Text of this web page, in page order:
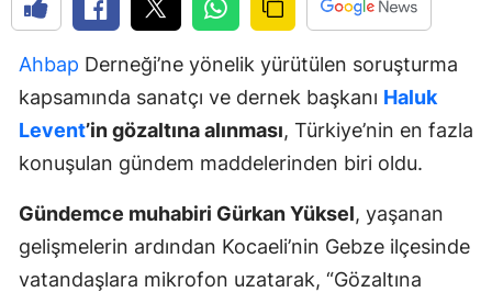
Ahbap Derneği’ne yönelik yürütülen soruşturma
kapsamında sanatçı ve dernek başkanı Haluk
Levent’in gözaltına alınması, Türkiye’nin en fazla
konuşulan gündem maddelerinden biri oldu.
Gündemce muhabiri Gürkan Yüksel, yaşanan
gelişmelerin ardından Kocaeli’nin Gebze ilçesinde
vatandaşlara mikrofon uzatarak, “Gözaltına